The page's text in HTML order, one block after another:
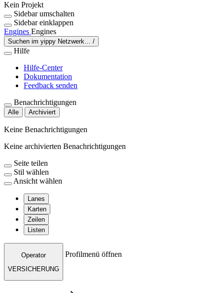
Kein Projekt
Sidebar umschalten
Sidebar einklappen
Engines Engines
Suchen im yippy Netzwerk… /
Hilfe
Hilfe-Center
Dokumentation
Feedback senden
Benachrichtigungen
Alle Archiviert
Keine Benachrichtigungen
Keine archivierten Benachrichtigungen
Seite teilen
Stil wählen
Ansicht wählen
Lanes
Karten
Zeilen
Listen
Operator
VERSICHERUNG
Profilmenü öffnen